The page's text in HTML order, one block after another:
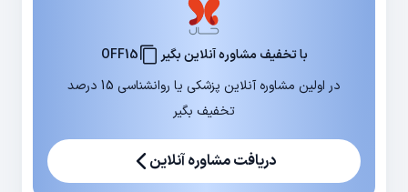
با تخفیف مشاوره آنلاین بگیر
OFF15
در اولین مشاوره آنلاین پزشکی یا روانشناسی 15 درصد
تخفیف بگیر
دریافت مشاوره آنلاین